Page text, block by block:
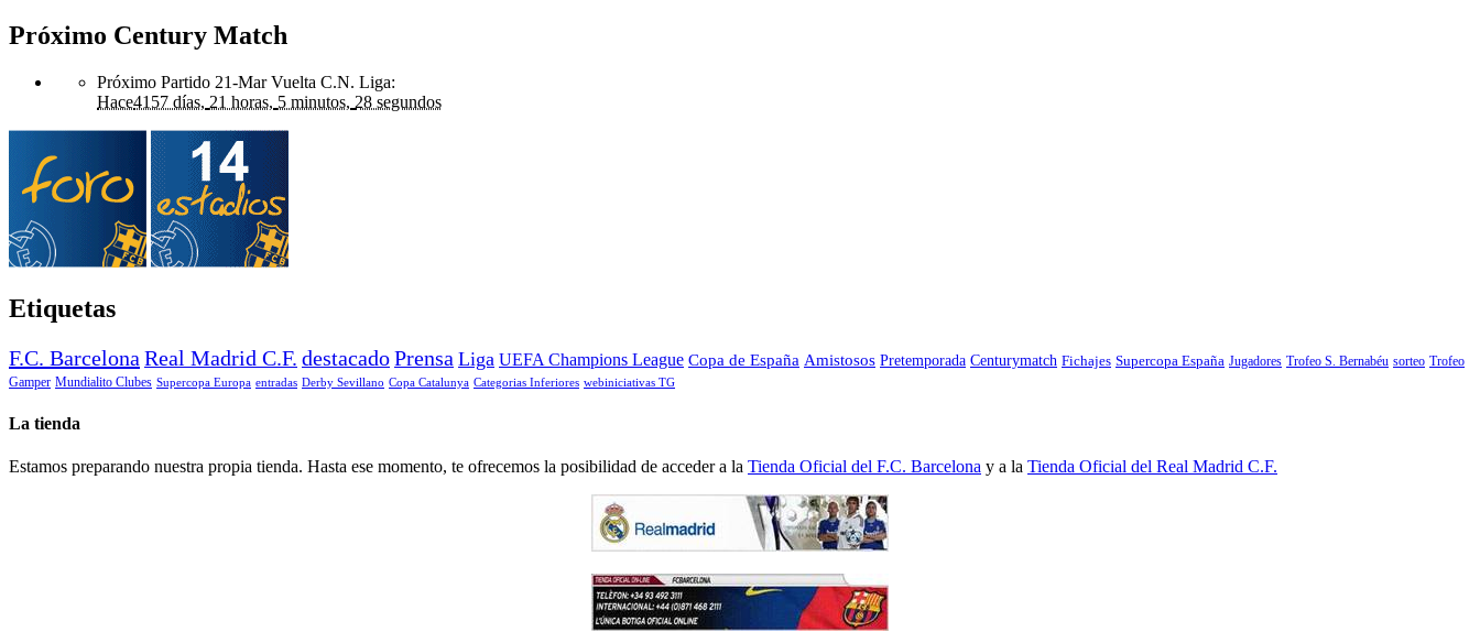
Próximo Century Match
Próximo Partido 21-Mar Vuelta C.N. Liga:
Hace4157 días, 21 horas, 5 minutos, 28 segundos
Etiquetas
F.C. Barcelona Real Madrid C.F. destacadoPrensa Liga UEFA Champions League Copa de España Amistosos Pretemporada Centurymatch Fichajes Supercopa España Jugadores Trofeo S. Bernabéu sorteo Trofeo
Gamper Mundialito Clubes Supercopa Europa entradas Derby Sevillano Copa Catalunya Categorias Inferiores webiniciativas TG
La tienda
Estamos preparando nuestra propia tienda. Hasta ese momento, te ofrecemos la posibilidad de acceder a la Tienda Oficial del F.C. Barcelona y a la Tienda Oficial del Real Madrid C.F.